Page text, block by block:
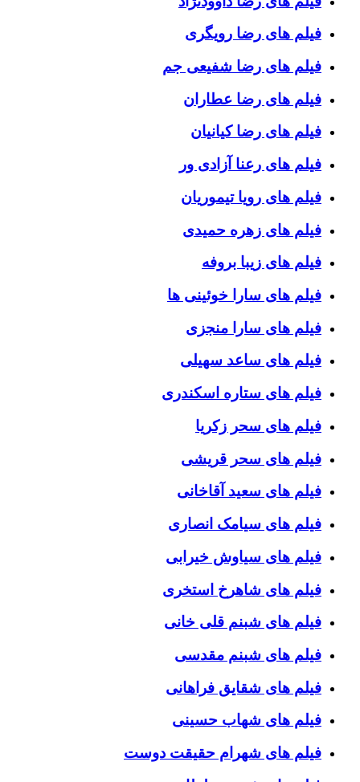
فیلم های رضا رویگری
فیلم های رضا شفیعی جم
فیلم های رضا عطاران
فیلم های رضا کیانیان
فیلم های رعنا آزادی ور
فیلم های رویا تیموریان
فیلم های زهره حمیدی
فیلم های زیبا بروفه
فیلم های سارا خوئینی ها
فیلم های سارا منجزی
فیلم های ساعد سهیلی
فیلم های ستاره اسکندری
فیلم های سحر زکریا
فیلم های سحر قریشی
فیلم های سعید آقاخانی
فیلم های سیامک انصاری
فیلم های سیاوش خیرابی
فیلم های شاهرخ استخری
فیلم های شبنم قلی خانی
فیلم های شبنم مقدسی
فیلم های شقایق فراهانی
فیلم های شهاب حسینی
فیلم های شهرام حقیقت دوست